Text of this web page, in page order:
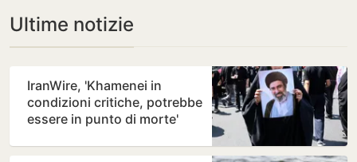
Ultime notizie
IranWire, 'Khamenei in
condizioni critiche, potrebbe
essere in punto di morte'